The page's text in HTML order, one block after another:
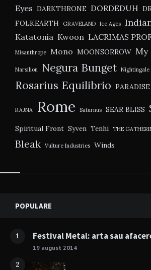
Eyes DARKTHRONE DORDEDUH
FOLKEARTH GRAVELAND Ice Ages
Katatonia Kwoon LACRIMAS
Misanthrope Mono MOONSORROW My
Narsilion Negura Bunget Nightingale
Rosarius Equilibrio
RAJNA Rome Saturnus SEAR BLISS
Spiritual Front Syven Tenhi THE
Bleak Vulture Industries Winds
Widgets
POPULARE
1 Festival Metal: arta sau
19 august 2014
2